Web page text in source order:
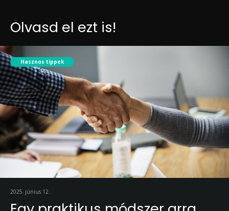
Olvasd el ezt is!
Hasznos tippek
2025. június 12.